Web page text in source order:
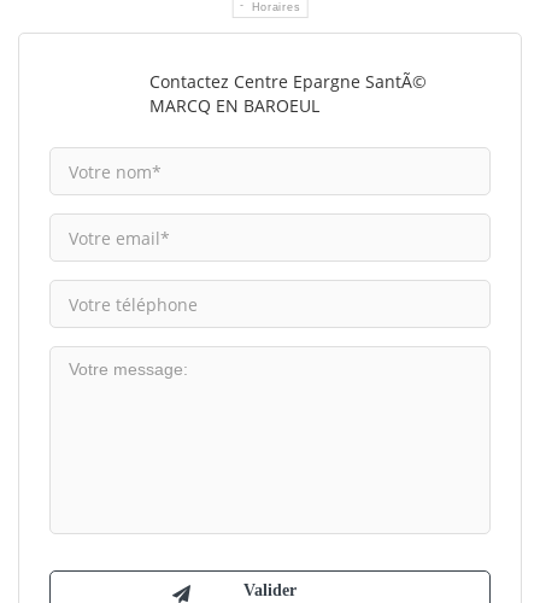
Horaires
Contactez Centre Epargne SantÃ©
MARCQ EN BAROEUL